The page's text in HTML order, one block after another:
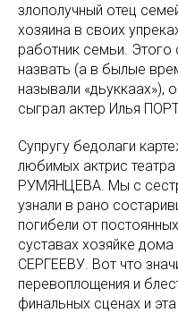
злополучный отец
хозяина в своих
работник семьи. Этого
назвать (а в былые
называли «дьуккаах»),
сыграл актер Илья
Супругу бедолаги
любимых актрис
РУМЯНЦЕВА. Мы с
узнали в рано
погибели от
суставах хозяйке
СЕРГЕЕВУ. Вот что
перевоплощения и
финальных сценах и